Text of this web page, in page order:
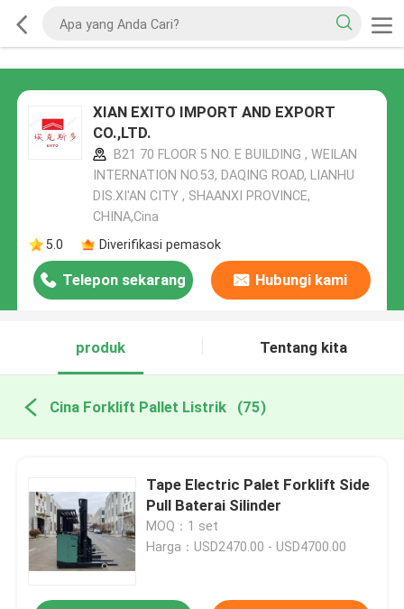
XIAN EXITO IMPORT AND EXPORT
CO.,LTD.
B21 70 FLOOR 5 NO. E BUILDING , WEILAN
INTERNATION NO.53, DAQING ROAD, LIANHU
DIS.XI'AN CITY , SHAANXI PROVINCE,
CHINA,Cina
5.0
Diverifikasi pemasok
Telepon sekarang Hubungi kami
produk Tentang kita
Cina Forklift Pallet Listrik (75)
Tape Electric Palet Forklift Side
Pull Baterai Silinder
MOQ：1 set
Harga：USD2470.00 - USD4700.00